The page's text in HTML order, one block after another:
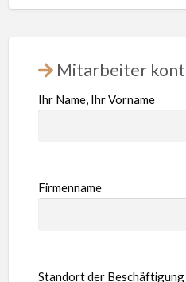
Mitarbeiter
Ihr Name, Ihr Vorname
Firmenname
Standort der Beschäftigung